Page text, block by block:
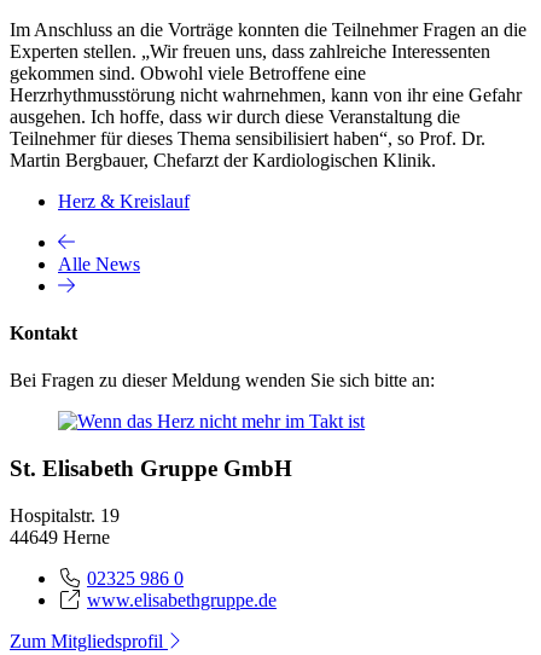
Im Anschluss an die Vorträge konnten die Teilnehmer Fragen an die
Experten stellen. „Wir freuen uns, dass zahlreiche Interessenten
gekommen sind. Obwohl viele Betroffene eine
Herzrhythmusstörung nicht wahrnehmen, kann von ihr eine Gefahr
ausgehen. Ich hoffe, dass wir durch diese Veranstaltung die
Teilnehmer für dieses Thema sensibilisiert haben“, so Prof. Dr.
Martin Bergbauer, Chefarzt der Kardiologischen Klinik.
Herz & Kreislauf
Alle News
Kontakt
Bei Fragen zu dieser Meldung wenden Sie sich bitte an:
St. Elisabeth Gruppe GmbH
Hospitalstr. 19
44649 Herne
02325 986 0
www.elisabethgruppe.de
Zum Mitgliedsprofil